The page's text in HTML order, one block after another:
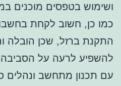
ושימוש בטפסים מוכנים
כמו כן, חשוב לקחת
התקנת ברזל, שכן הובלה
להשפיע לרעה על
עם תכנון מתחשב ונהלים